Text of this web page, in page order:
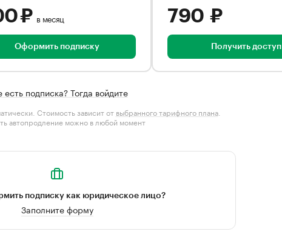
₽ в месяц
Оформить подписку
790 ₽
Получить доступ
есть подписка? Тогда войдите
Стоимость зависит от выбранного тарифного плана.
автопродление можно в любой момент
подписку как юридическое лицо?
Заполните форму